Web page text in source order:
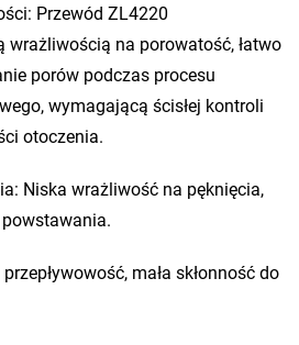
Przewód ZL4220
wrażliwością na porowatość, łatwo
porów podczas procesu
wymagającą ścisłej kontroli
otoczenia.
Niska wrażliwość na pęknięcia,
powstawania.
mała skłonność do